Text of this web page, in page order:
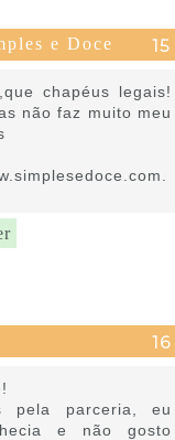
e Doce
chapéus legais!
não faz muito meu
pela parceria, eu
e não gosto